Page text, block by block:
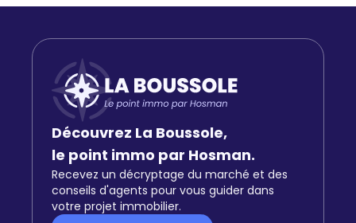
Découvrez La Boussole,
le point immo par Hosman.
Recevez un décryptage du marché et des
conseils d'agents pour vous guider dans
votre projet immobilier.